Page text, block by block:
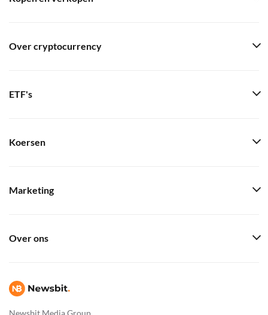
Newsbit Media Group
Over cryptocurrency
ETF's
Koersen
Marketing
Over ons